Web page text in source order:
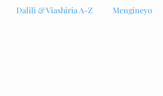
Dalili & Viashiria A-Z Mengineyo